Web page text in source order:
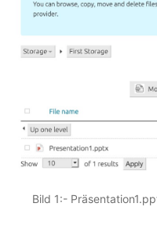
Bild 1:-